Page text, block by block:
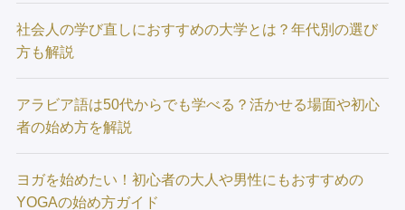
社会人の学び直しにおすすめの大学とは？年代別の選び
方も解説
アラビア語は50代からでも学べる？活かせる場面や初心
者の始め方を解説
ヨガを始めたい！初心者の大人や男性にもおすすめの
YOGAの始め方ガイド